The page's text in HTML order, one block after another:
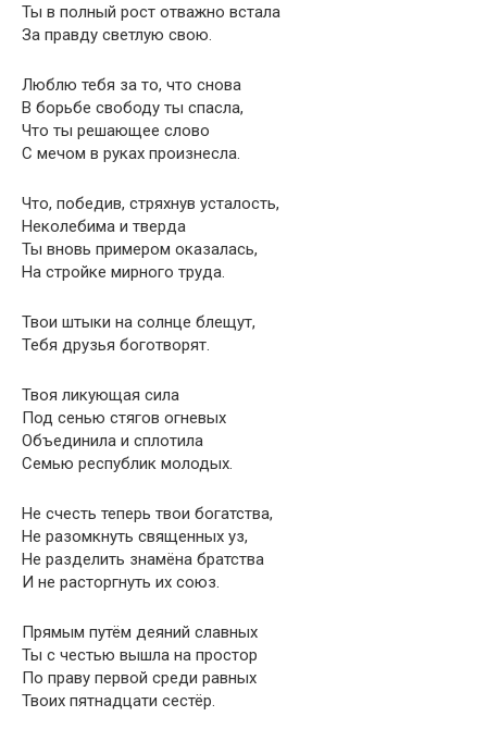
Ты в полный рост отважно встала
За правду светлую свою.
Люблю тебя за то, что снова
В борьбе свободу ты спасла,
Что ты решающее слово
С мечом в руках произнесла.
Что, победив, стряхнув усталость,
Неколебима и тверда
Ты вновь примером оказалась,
На стройке мирного труда.
Твои штыки на солнце блещут,
Тебя друзья боготворят.
Твоя ликующая сила
Под сенью стягов огневых
Объединила и сплотила
Семью республик молодых.
Не счесть теперь твои богатства,
Не разомкнуть священных уз,
Не разделить знамёна братства
И не расторгнуть их союз.
Прямым путём деяний славных
Ты с честью вышла на простор
По праву первой среди равных
Твоих пятнадцати сестёр.